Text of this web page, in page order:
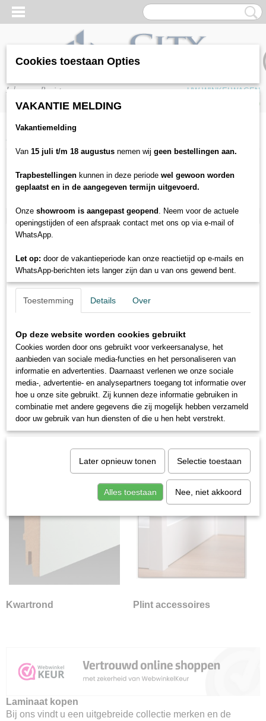
Inloggen Registreren
UW WINKELWAGEN
(0)
Home
Plinten & profielen
Witte plinten
Blokplinten
Kwartrond
Plint accessoires
Blokplinten Ronde plint
Kwartrond Plint accessoires
Laminaat kopen
Bij ons vindt u een uitgebreide collectie merken en de
Cookies toestaan Opties
VAKANTIE MELDING
Vakantiemelding
Van 15 juli t/m 18 augustus nemen wij geen bestellingen aan.
Trapbestellingen kunnen in deze periode wel gewoon worden
geplaatst en in de aangegeven termijn uitgevoerd.
Onze showroom is aangepast geopend . Neem voor de actuele
openingstijden of een afspraak contact met ons op via e-mail of
WhatsApp.
Let op: door de vakantieperiode kan onze reactietijd op e-mails en
WhatsApp-berichten iets langer zijn dan u van ons gewend bent.
Toestemming Details Over
Op deze website worden cookies gebruikt
Cookies worden door ons gebruikt voor verkeersanalyse, het
aanbieden van sociale media-functies en het personaliseren van
informatie en advertenties. Daarnaast verlenen we onze sociale
media-, advertentie- en analysepartners toegang tot informatie over
hoe u onze site gebruikt. Zij kunnen deze informatie gebruiken in
combinatie met andere gegevens die zij mogelijk hebben verzameld
door uw gebruik van hun diensten of die u hen hebt verstrekt.
Later opnieuw tonen Selectie toestaan
Alles toestaan Nee, niet akkoord